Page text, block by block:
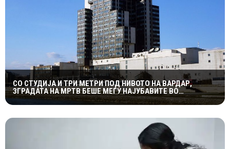
СО СТУДИЈА И ТРИ МЕТРИ ПОД НИВОТО НА ВАРДАР,
ЗГРАДАТА НА МРТВ БЕШЕ МЕЃУ НАЈУБАВИТЕ ВО
ЈУГОСЛАВИЈА